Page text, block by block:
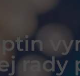
rady